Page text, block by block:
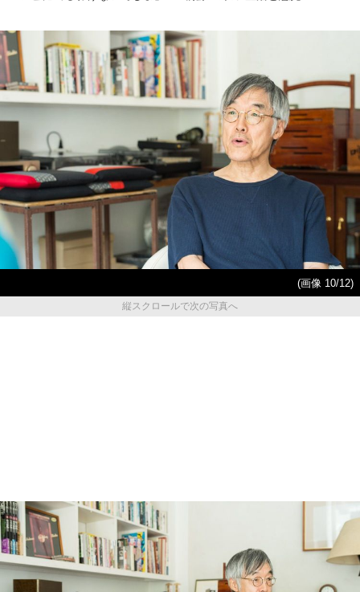
(画像 10/12)
縦スクロールで次の写真へ